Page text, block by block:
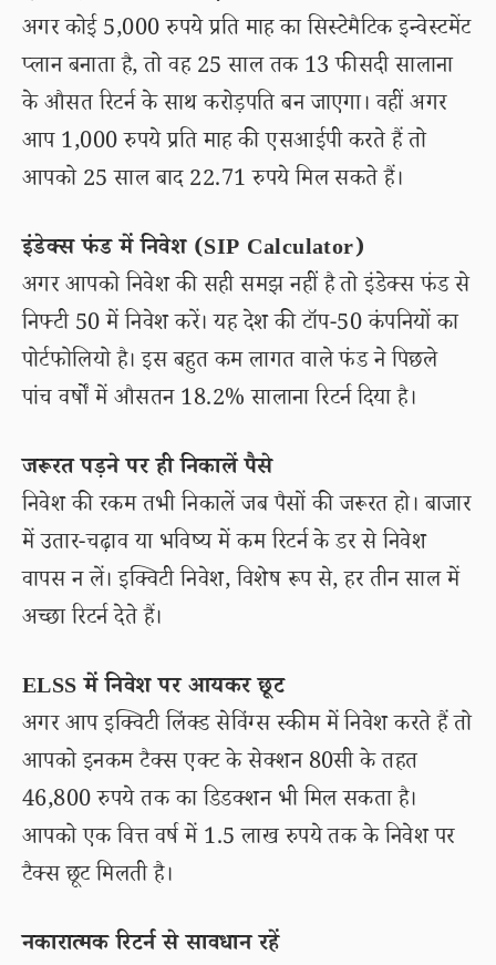
अगर कोई 5,000 रुपये प्रति माह का सिस्टेमैटिक इन्वेस्टमेंट
प्लान बनाता है, तो वह 25 साल तक 13 फीसदी सालाना
के औसत रिटर्न के साथ करोड़पति बन जाएगा। वहीं अगर
आप 1,000 रुपये प्रति माह की एसआईपी करते हैं तो
आपको 25 साल बाद 22.71 रुपये मिल सकते हैं।
इंडेक्स फंड में निवेश (SIP Calculator)
अगर आपको निवेश की सही समझ नहीं है तो इंडेक्स फंड से
निफ्टी 50 में निवेश करें। यह देश की टॉप-50 कंपनियों का
पोर्टफोलियो है। इस बहुत कम लागत वाले फंड ने पिछले
पांच वर्षों में औसतन 18.2% सालाना रिटर्न दिया है।
जरूरत पड़ने पर ही निकालें पैसे
निवेश की रकम तभी निकालें जब पैसों की जरूरत हो। बाजार
में उतार-चढ़ाव या भविष्य में कम रिटर्न के डर से निवेश
वापस न लें। इक्विटी निवेश, विशेष रूप से, हर तीन साल में
अच्छा रिटर्न देते हैं।
ELSS में निवेश पर आयकर छूट
अगर आप इक्विटी लिंक्ड सेविंग्स स्कीम में निवेश करते हैं तो
आपको इनकम टैक्स एक्ट के सेक्शन 80सी के तहत
46,800 रुपये तक का डिडक्शन भी मिल सकता है।
आपको एक वित्त वर्ष में 1.5 लाख रुपये तक के निवेश पर
टैक्स छूट मिलती है।
नकारात्मक रिटर्न से सावधान रहें